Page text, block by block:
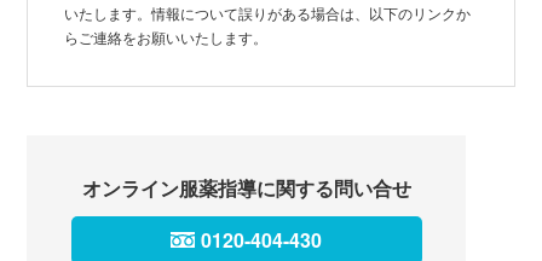
いたします。情報について誤りがある場合は、以下のリンクか
らご連絡をお願いいたします。
オンライン服薬指導に関する問い合せ
0120-404-430